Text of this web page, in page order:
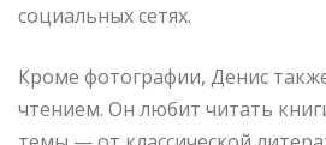
социальных сетях.
Кроме фотографии, Денис
чтением. Он любит читать